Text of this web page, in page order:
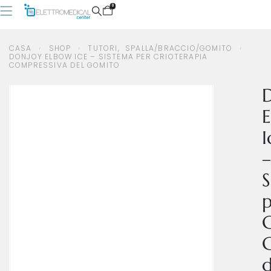
0
CASA SHOP TUTORI, SPALLA/BRACCIO/GOMITO
CASA SHOP TUTORI,
SPALLA/BRACCIO/GOMITO
DONJOY ELBOW ICE – SISTEMA PER CRIOTERAPIA
COMPRESSIVA DEL GOMITO
–